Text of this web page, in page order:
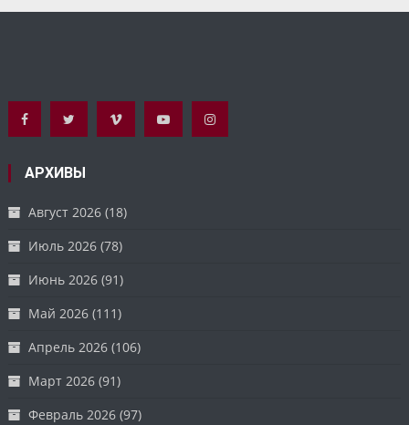
АРХИВЫ
Август 2026 (18)
Июль 2026 (78)
Июнь 2026 (91)
Май 2026 (111)
Апрель 2026 (106)
Март 2026 (91)
Февраль 2026 (97)